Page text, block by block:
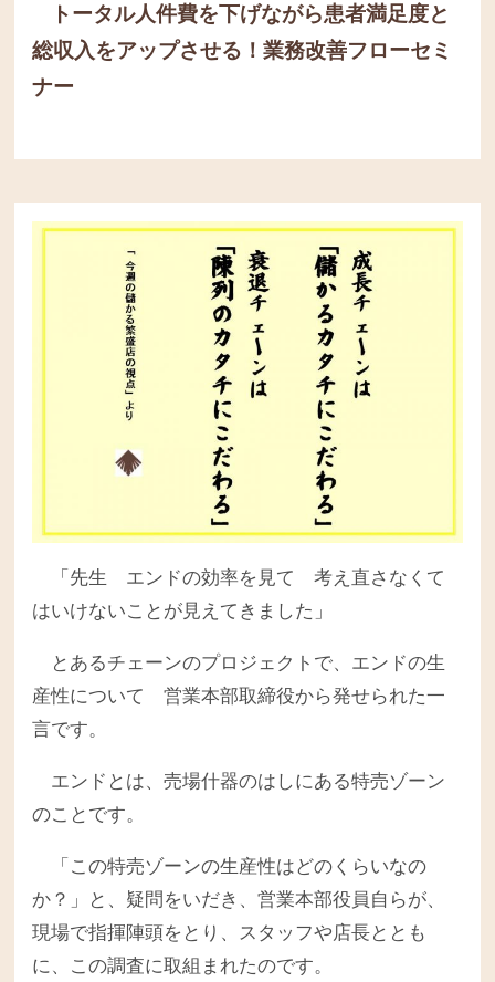
トータル人件費を下げながら患者満足度と
総収入をアップさせる！業務改善フローセミ
ナー
「先生 エンドの効率を見て 考え直さなくて
はいけないことが見えてきました」
とあるチェーンのプロジェクトで、エンドの生
産性について 営業本部取締役から発せられた一
言です。
エンドとは、売場什器のはしにある特売ゾーン
のことです。
「この特売ゾーンの生産性はどのくらいなの
か？」と、疑問をいだき、営業本部役員自らが、
現場で指揮陣頭をとり、スタッフや店長ととも
に、この調査に取組まれたのです。